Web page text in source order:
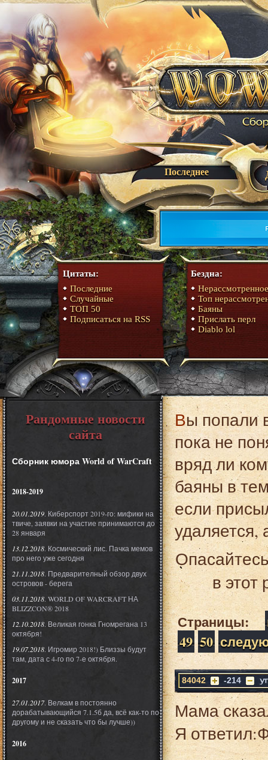
Последнее
Цитаты:
Последние
Случайные
ТОП 50
Подписаться на RSS
Бездна:
Нерассмотренное
Топ
Баяны
Прислать перл
Diablo lol
Вы попали в раздел боянов. Это пиздец. Собсно я
пока не
вряд ли
баяны в
если
удаляется,
в этот
Страницы:
49 50
84042 -214
Мама
Я
Рандомные новости
сайта
Сборник юмора World of WarCraft
2018-2019
20.01.2019. Киберспорт 2019-го: мифики на
твиче, заявки на участие принимаются до
28 января
13.12.2018. Космический лис. Пачка мемов
про него уже сегодня
21.11.2018. Предварителный обзор двух
островов - берега
03.11.2018. WORLD OF WARCRAFT НА
BLIZZCON® 2018
12.10.2018. Великая гонка Гномрегана 13
октября!
19.07.2018. Игромир 2018!) Близзы будут
там, дата с 4-го по 7-е октября.
2017
27.01.2017. Велкам в постоянно
дорабатывающийся 7.1.5б да, всё как-то по
другому и не сказать что бы лучше))
2016